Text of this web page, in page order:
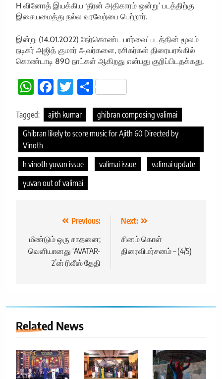
H வினோத் இயக்கிய ‘தீரன் அதிகாரம் ஒன்று’ படத்திற்கு
இசையமைத்து நல்ல வரவேற்பை பெற்றார்.
இன்று (14.01.2022) நேர்கொண்ட பார்வை’ படத்தின் மூலம்
நடிகர் அஜித் குமார் அவர்களை, ரசிகர்கள் திரையரங்கில்
கொண்டாடி 890 நாட்கள் ஆகிறது என்பது குறிப்பிடதக்கது.
WhatsApp
Facebook
TwitterShare
Tagged: ajith kumar
ghibran composing valimai
Ghibran likely to score music for Ajith 60 Directed by
Vinoth
h vinoth yuvan issue
valimai issue
valimai update
yuvan out of valimai
navigation
Previous:
மீண்டும் ஒரு சாதனை;
வெளியானது ‘AVATAR-
2’ன் ரிலீஸ் தேதி
Next:
சினம் கொள்
திரைவிமர்சனம் – (4/5)
Related News